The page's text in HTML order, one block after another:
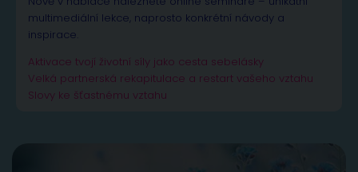
multimediální lekce, naprosto konkrétní návody a
inspirace.
Aktivace tvojí životní síly jako cesta sebelásky
Velká partnerská rekapitulace a restart vašeho vztahu
Slovy ke šťastnému vztahu